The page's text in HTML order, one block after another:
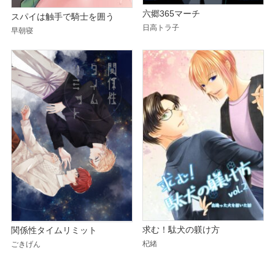
スパイは触手で騎士を囲う
早朝寝
六郷365マーチ
日高トラ子
関係性タイムリミット
ごきげん
求む！駄犬の躾け方
杞緒